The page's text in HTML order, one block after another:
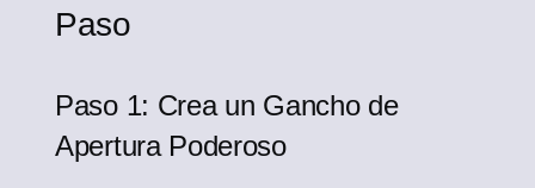
Paso
Paso 1: Crea un Gancho de
Apertura Poderoso